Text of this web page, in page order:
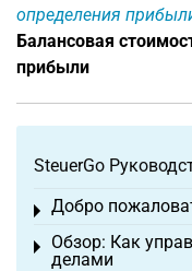
определения
Балансовая
прибыли
SteuerGo
Добро
Toggle menu
Обзор: Как
делами
Toggle menu